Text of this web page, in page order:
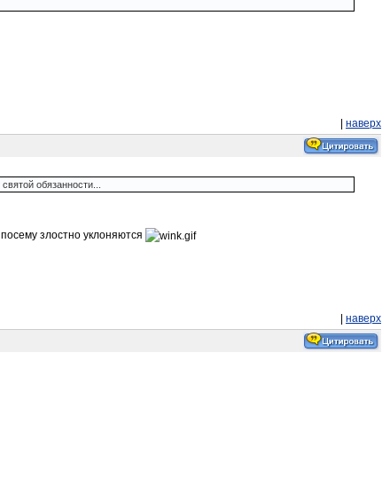
наверх
обязанности...
злостно уклоняются
наверх